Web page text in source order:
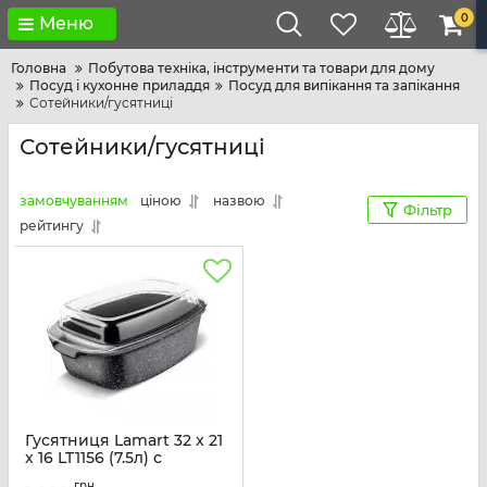
Меню 0
Головна
Побутова техніка, інструменти та товари для дому
Посуд і кухонне приладдя
Посуд для випікання та запікання
Сотейники/гусятниці
Сотейники/гусятниці
замовчуванням ціною
назвою
рейтингу
Фільтр
Гусятниця Lamart 32 x 21
x 16 LT1156 (7.5л) с